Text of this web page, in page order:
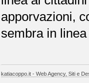
apporvazioni,
sembra in
katiacoppo.it - Web Agency, Siti e